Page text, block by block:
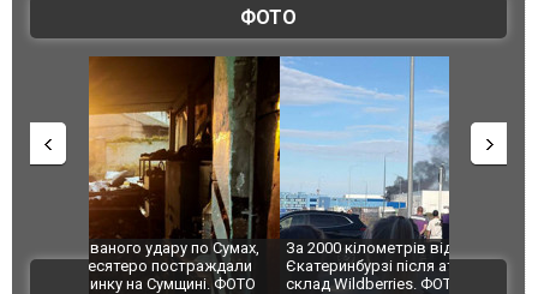
ФОТО
За 2000 кілометрів від кордону з Україною: в
Єкатеринбурзі після атаки дронів загорівся
склад Wildberries. ФОТО. ВІДЕО
"Мої
ВІДЕО